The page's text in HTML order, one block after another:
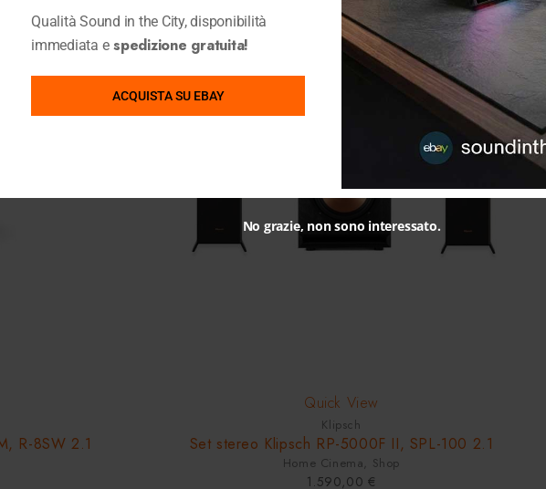
R-8SW 2.1
Quick View
Klipsch
Set stereo Klipsch RP-5000F II, SPL-100 2.1
Home Cinema Shop
1.590,00 €
Qualità Sound in the City, disponibilità
immediata espedizione gratuita!
ACQUISTA SU EBAY
No grazie, non sono interessato.